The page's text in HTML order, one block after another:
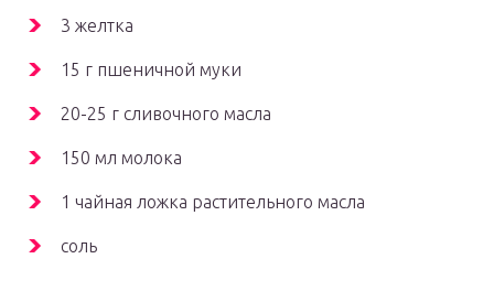
3 желтка
15 г пшеничной муки
20-25 г сливочного масла
150 мл молока
1 чайная ложка растительного масла
соль